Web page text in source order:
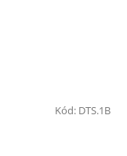
Kód: DTS.1B